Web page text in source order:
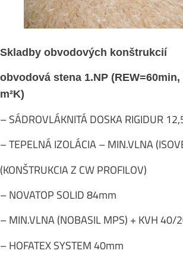
Skladby obvodových konštrukcií
obvodová stena 1.NP (REW=60min,
m²K)
– SÁDROVLÁKNITÁ DOSKA RIGIDUR
– TEPELNÁ IZOLÁCIA – MIN.VLNA
(KONŠTRUKCIA Z CW PROFILOV)
– NOVATOP SOLID 84mm
– MIN.VLNA (NOBASIL MPS) + KVH
– HOFATEX SYSTEM 40mm